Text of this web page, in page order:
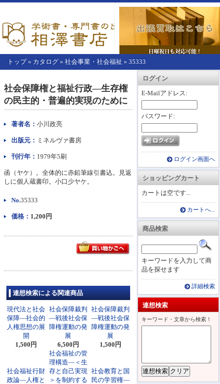
トップ» カタログ » 社会事業・社会福祉 » 35333
カートを見る
ログイン
E-Mailアドレス:
パスワード:
ログイン画面へ
ショッピングカート
カートは空です...
カートへ...
商品検索
キーワードを入力して商
品を探せます
詳細検索
連想検索
キーワード・文章から検索！
こ
か
ら
本
文】
社会保障権と福祉行政―生存権
の民主的・普遍的実現のために
著者名： 小川政亮
出版元： ミネルヴァ書房
刊行年： 1979年5刷
函（ヤケ）。全体的に赤鉛筆線引書込。見返
しに個人蔵書印。小口少ヤケ。
No.35333
価格： 1,200円
連想検索による関連商品
現代法と社会
保障―社会的
人権思想の展
開
1,500円
社会保障裁判
―戦後社会保
障権運動の発
展
6,500円
社会保障裁判
―戦後社会保
障権運動の発
展
1,500円
社会福祉行財
政論―人権と
社会福祉の管
理構造―＜生
存と自己実現
＞を制約する
社会教育と国
民の学習権―